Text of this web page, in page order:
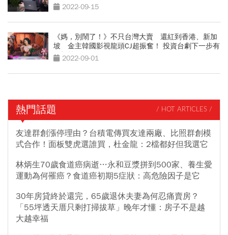
2022-09-15
《媽，別鬧了！》不只台灣大賣 還紅到香港、新加
坡 金主韓國影視龍頭CJ超振奮！ 投資台劇下一步有
啥打算？
2022-09-01
熱門話題 / HOT ARTICLES /
友達群創漲停理由？台積電傳買友達兩廠、比照群創模
式合作！面板雙虎選誰買，杜金龍：2檔都好但我選它
林炳生70歲食道癌病逝…永和豆漿拼到500家、養生愛
運動為何罹癌？食道癌初期5症狀：高危險因子是它
30年房貸終於還完，65歲退休夫妻為何忍痛賣房？
「55坪透天厝只剩打掃拔草」晚年才懂：房子不是越
大越幸福